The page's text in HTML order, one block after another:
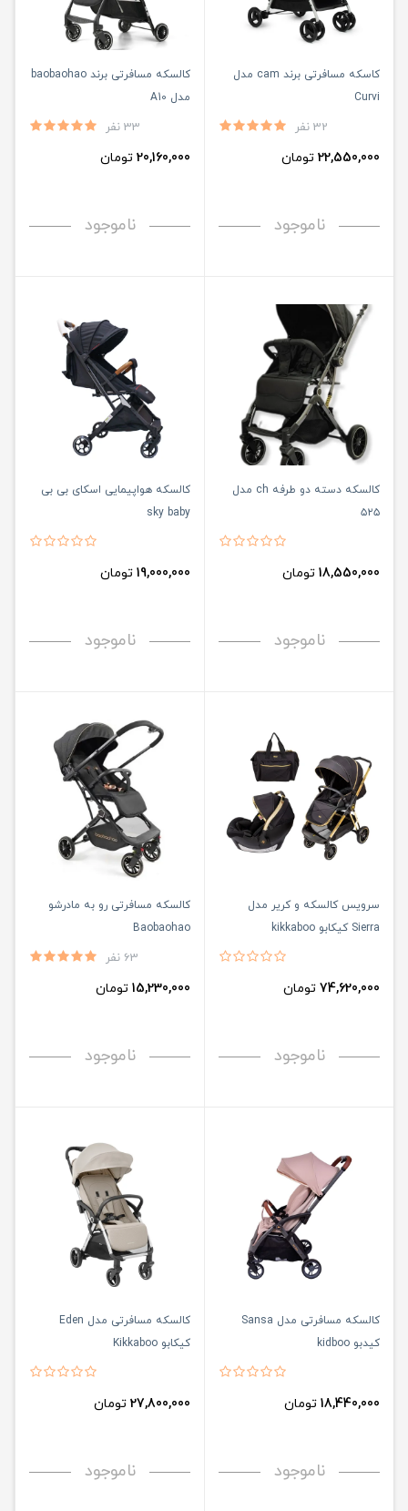
کاسکه مسافرتی برند cam مدل
Curvi
32 نفر
22,550,000 تومان
ناموجود
کالسکه مسافرتی برند baobaohao
مدل A10
33 نفر
20,160,000 تومان
ناموجود
کالسکه دسته دو طرفه ch مدل
۵۲۵
18,550,000 تومان
ناموجود
کالسکه هواپیمایی اسکای بی بی
sky baby
19,000,000 تومان
ناموجود
سرویس کالسکه و کریر مدل
Sierra کیکابو kikkaboo
74,620,000 تومان
ناموجود
کالسکه مسافرتی رو به مادرشو
Baobaohao
63 نفر
15,230,000 تومان
ناموجود
کالسکه مسافرتی مدل Sansa
کیدبو kidboo
18,440,000 تومان
ناموجود
کالسکه مسافرتی مدل Eden
کیکابو Kikkaboo
27,800,000 تومان
ناموجود